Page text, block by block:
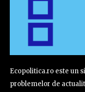
Ecopolitica.ro este un
problemelor de